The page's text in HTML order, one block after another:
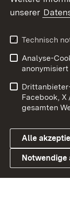
X / Twitter
Youtube
Link zum
Datenschutz
unserer
Technisch
Analyse-
Facebook,
gesamten
Alle
Notwendige